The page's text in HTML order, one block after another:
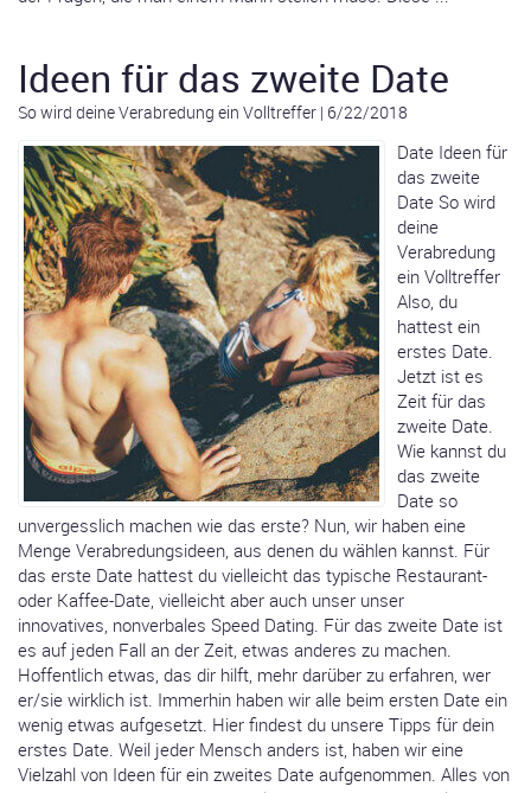
Ideen für das zweite Date
So wird deine Verabredung ein Volltreffer | 6/22/2018
Date Ideen für
das zweite
Date So wird
deine
Verabredung
ein Volltreffer
Also, du
hattest ein
erstes Date.
Jetzt ist es
Zeit für das
zweite Date.
Wie kannst du
das zweite
Date so
unvergesslich machen wie das erste? Nun, wir haben eine
Menge Verabredungsideen, aus denen du wählen kannst. Für
das erste Date hattest du vielleicht das typische Restaurant-
oder Kaffee-Date, vielleicht aber auch unser unser
innovatives, nonverbales Speed Dating. Für das zweite Date ist
es auf jeden Fall an der Zeit, etwas anderes zu machen.
Hoffentlich etwas, das dir hilft, mehr darüber zu erfahren, wer
er/sie wirklich ist. Immerhin haben wir alle beim ersten Date ein
wenig etwas aufgesetzt. Hier findest du unsere Tipps für dein
erstes Date. Weil jeder Mensch anders ist, haben wir eine
Vielzahl von Ideen für ein zweites Date aufgenommen. Alles von